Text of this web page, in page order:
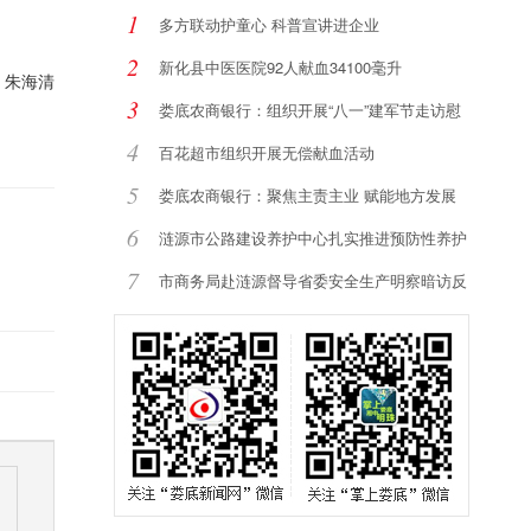
海清
1 多方联动护童心 科普宣讲进企业
2 新化县中医医院92人献血34100毫升
3 娄底农商银行：组织开展“八一”建军节走访慰
4 百花超市组织开展无偿献血活动
5 娄底农商银行：聚焦主责主业 赋能地方发展
6
涟源市公路建设养护中心扎实推进预防性养护
提7
市商务局赴涟源督导省委安全生产明察暗访反
馈